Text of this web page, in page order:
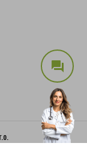
question_answer